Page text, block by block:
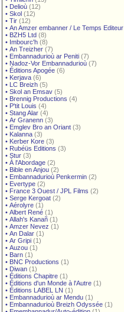
• Delioù (12)
• Skol (12)
• Tir (12)
• An Amzer embanner / Le Temps Editeur
• BZH5 Ltd (8)
• Imbourc'h (8)
• An Treizher (7)
• Embannadurioù ar Peniti (7)
• Nadoz-Vor Embannadurioù (7)
• Éditions Apogée (6)
• Kerjava (6)
• LC Breizh (5)
• Skol an Emsav (5)
• Brennig Productions (4)
• P'tit Louis (4)
• Stang Alar (4)
• Ar Granenn (3)
• Emglev Bro an Oriant (3)
• Kalanna (3)
• Kerber Kore (3)
• Rubéüs Editions (3)
• Stur (3)
• À l'Abordage (2)
• Bible en Anjou (2)
• Embannadurioù Penkermin (2)
• Evertype (2)
• France 3 Ouest / JPL Films (2)
• Serge Kergoat (2)
• Aérolyre (1)
• Albert René (1)
• Allah's Kanañ (1)
• Amzer Nevez (1)
• An Dalar (1)
• Ar Gripi (1)
• Auzou (1)
• Barn (1)
• BNC Productions (1)
• Diwan (1)
• Éditions Chapitre (1)
• Éditions d'un Monde à l'Autre (1)
• Éditions LABEL LN (1)
• Embannadurioù ar Mendu (1)
• Embannadurioù Breizh Odyssée (1)